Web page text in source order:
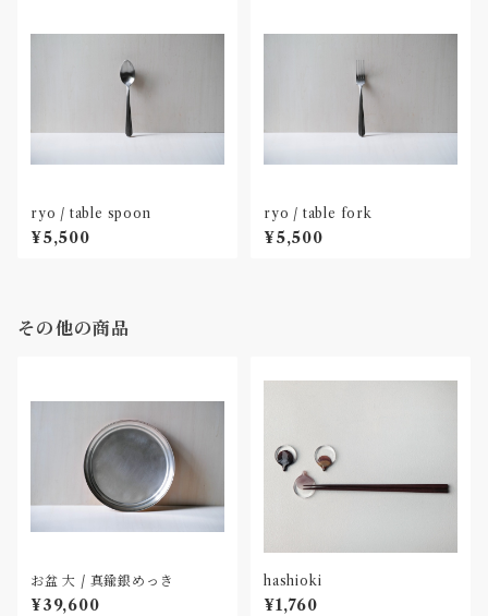
ryo / table spoon
¥5,500
ryo / table fork
¥5,500
その他の商品
お盆 大 / 真鍮銀めっき
¥39,600
hashioki
¥1,760